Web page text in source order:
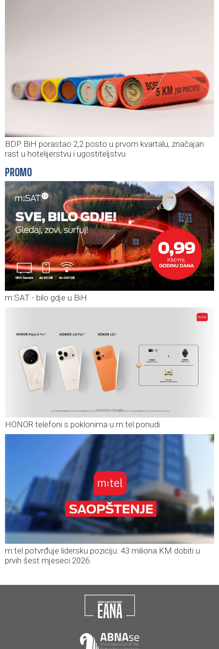
BDP BiH porastao 2,2 posto u prvom kvartalu, značajan
rast u hotelijerstvu i ugostiteljstvu
PROMO
m:SAT - bilo gdje u BiH
HONOR telefoni s poklonima u m:tel ponudi
m:tel potvrđuje lidersku poziciju: 43 miliona KM dobiti u
prvih šest mjeseci 2026.